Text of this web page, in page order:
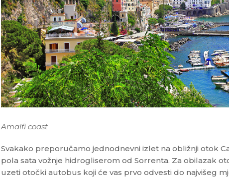
Amalfi coast
Svakako preporučamo jednodnevni izlet na obližnji otok
pola sata vožnje hidrogliserom od Sorrenta. Za obilazak
uzeti otočki autobus koji će vas prvo odvesti do najvišeg